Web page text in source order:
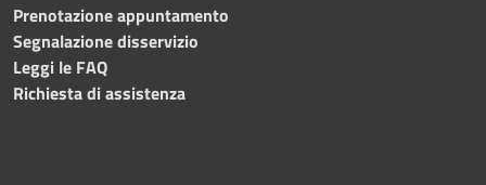
Prenotazione appuntamento
Segnalazione disservizio
Leggi le FAQ
Richiesta di assistenza